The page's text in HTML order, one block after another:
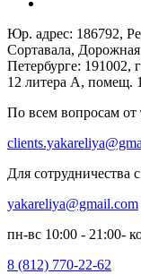
Юр. адрес: 186792,
Сортавала,
Петербурге: 191002,
12 литера А, помещ.
По всем вопросам от
Для сотрудничества
yakareliya@gmail.com
пн-вс 10:00 - 21:00-
8 (812) 770-22-62